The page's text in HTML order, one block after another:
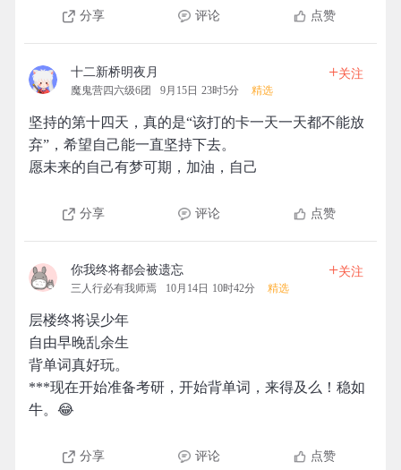
分享 评论 点赞
十二新桥明夜月
魔鬼营四六级6团 9月15日 23时5分 精选
+关注
坚持的第十四天，真的是“该打的卡一天一天都不能放
弃”，希望自己能一直坚持下去。
愿未来的自己有梦可期，加油，自己
分享 评论 点赞
你我终将都会被遗忘
三人行必有我师焉 10月14日 10时42分 精选
+关注
层楼终将误少年
自由早晚乱余生
背单词真好玩。
***现在开始准备考研，开始背单词，来得及么！稳如
牛。😂
分享 评论 点赞